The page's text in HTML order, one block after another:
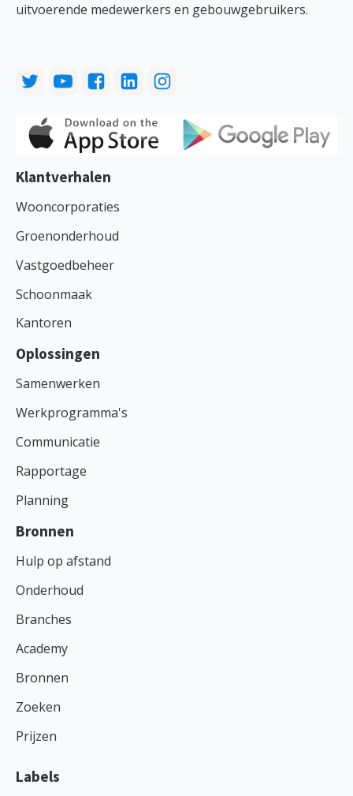
uitvoerende medewerkers en gebouwgebruikers.
Klantverhalen
Wooncorporaties
Groenonderhoud
Vastgoedbeheer
Schoonmaak
Kantoren
Oplossingen
Samenwerken
Werkprogramma's
Communicatie
Rapportage
Planning
Bronnen
Hulp op afstand
Onderhoud
Branches
Academy
Bronnen
Zoeken
Prijzen
Labels